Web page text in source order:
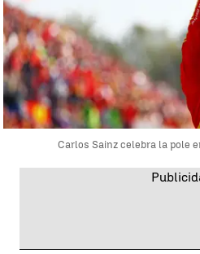
Carlos Sainz celebra la pole